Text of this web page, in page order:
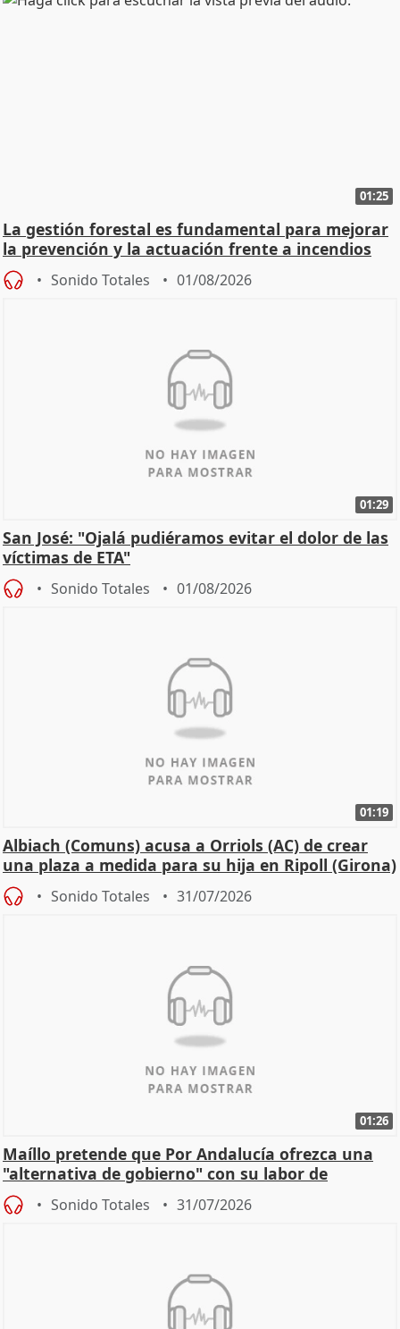
01:25
La gestión forestal es fundamental para mejorar
la prevención y la actuación frente a incendios
Sonido Totales 01/08/2026
01:29
San José: "Ojalá pudiéramos evitar el dolor de las
víctimas de ETA"
Sonido Totales 01/08/2026
01:19
Albiach (Comuns) acusa a Orriols (AC) de crear
una plaza a medida para su hija en Ripoll (Girona)
Sonido Totales 31/07/2026
01:26
Maíllo pretende que Por Andalucía ofrezca una
"alternativa de gobierno" con su labor de
oposición
Sonido Totales 31/07/2026